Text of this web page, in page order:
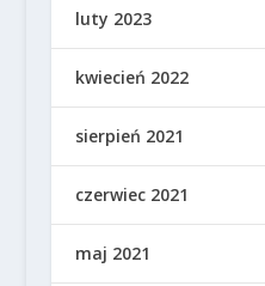
luty 2023
kwiecień 2022
sierpień 2021
czerwiec 2021
maj 2021